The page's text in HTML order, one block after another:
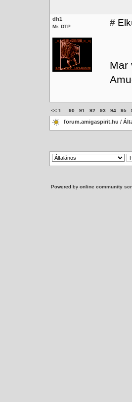
dh1
Mr. DTP #
Mar
<< 1 90 91 92 93 94 95
forum.amigaspirit.hu /
Powered by online community